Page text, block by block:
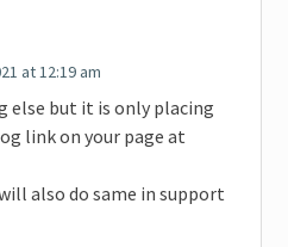
at 12:19 am
else but it is only placing
link on your page at
also do same in support